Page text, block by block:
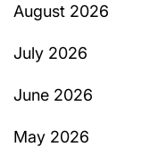
August 2026
July 2026
June 2026
May 2026